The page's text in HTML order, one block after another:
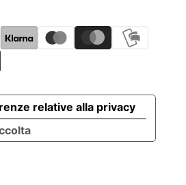
relative alla privacy